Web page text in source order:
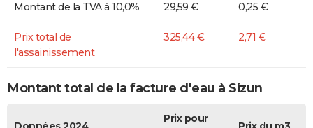
Montant de la TVA à 10,0% 29,59 € 0,25 €
Prix total de
l'assainissement
325,44 € 2,71 €
Montant total de la facture d'eau à Sizun
Prix pour